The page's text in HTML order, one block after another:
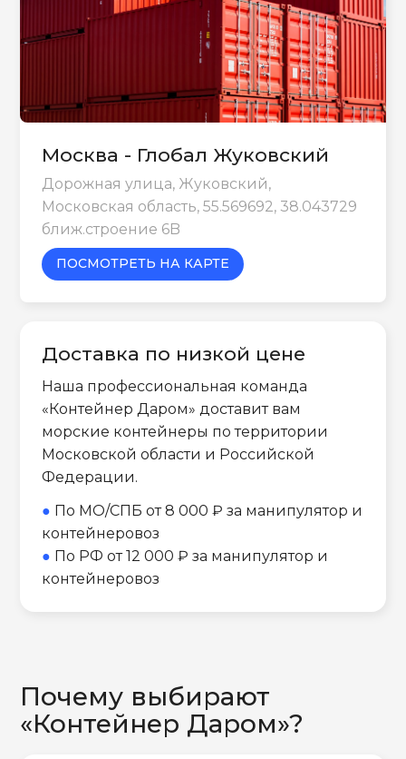
Москва - Глобал Жуковский
Дорожная улица, Жуковский,
Московская область, 55.569692, 38.043729
ближ.строение 6B
ПОСМОТРЕТЬ НА КАРТЕ
Доставка по низкой цене
Наша профессиональная команда
«Контейнер Даром» доставит вам
морские контейнеры по территории
Московской области и Российской
Федерации.
● По МО/СПБ от 8 000 ₽ за манипулятор и
контейнеровоз
● По РФ от 12 000 ₽ за манипулятор и
контейнеровоз
Почему выбирают
«Контейнер Даром»?